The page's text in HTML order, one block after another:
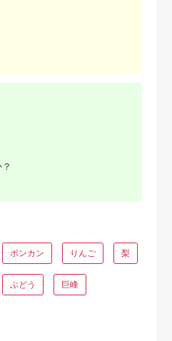
ス
ポンカン りんご 梨
ぶどう 巨峰